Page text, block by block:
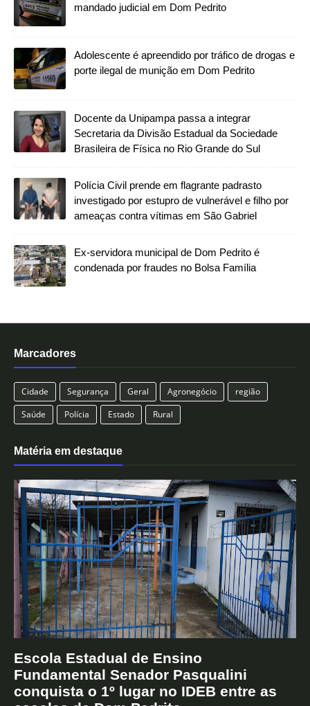
mandado judicial em Dom Pedrito
Adolescente é apreendido por tráfico de drogas e
porte ilegal de munição em Dom Pedrito
Docente da Unipampa passa a integrar
Secretaria da Divisão Estadual da Sociedade
Brasileira de Física no Rio Grande do Sul
Polícia Civil prende em flagrante padrasto
investigado por estupro de vulnerável e filho por
ameaças contra vítimas em São Gabriel
Ex-servidora municipal de Dom Pedrito é
condenada por fraudes no Bolsa Família
Marcadores
Cidade Segurança Geral Agronegócio
região
Saúde
Polícia Estado Rural
Matéria em destaque
Escola Estadual de Ensino
Fundamental Senador Pasqualini
conquista o 1º lugar no IDEB entre as